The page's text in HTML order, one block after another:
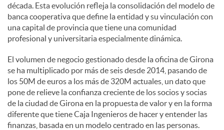
década. Esta evolución refleja la consolidación del modelo de
banca cooperativa que define la entidad y su vinculación con
una capital de provincia que tiene una comunidad
profesional y universitaria especialmente dinámica.
El volumen de negocio gestionado desde la oficina de Girona
se ha multiplicado por más de seis desde 2014, pasando de
los 50M de euros a los más de 320M actuales, un dato que
pone de relieve la confianza creciente de los socios y socias
de la ciudad de Girona en la propuesta de valor y en la forma
diferente que tiene Caja Ingenieros de hacer y entender las
finanzas, basada en un modelo centrado en las personas.